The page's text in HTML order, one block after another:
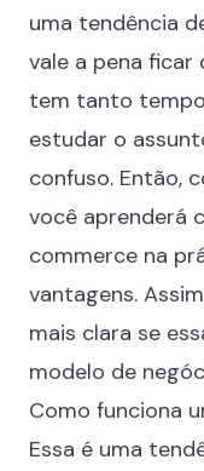
uma tendência
vale a pena ficar
tem tanto
estudar o
confuso. Então,
você aprenderá
commerce na
vantagens.
mais clara se
modelo de
Como funciona
Essa é uma